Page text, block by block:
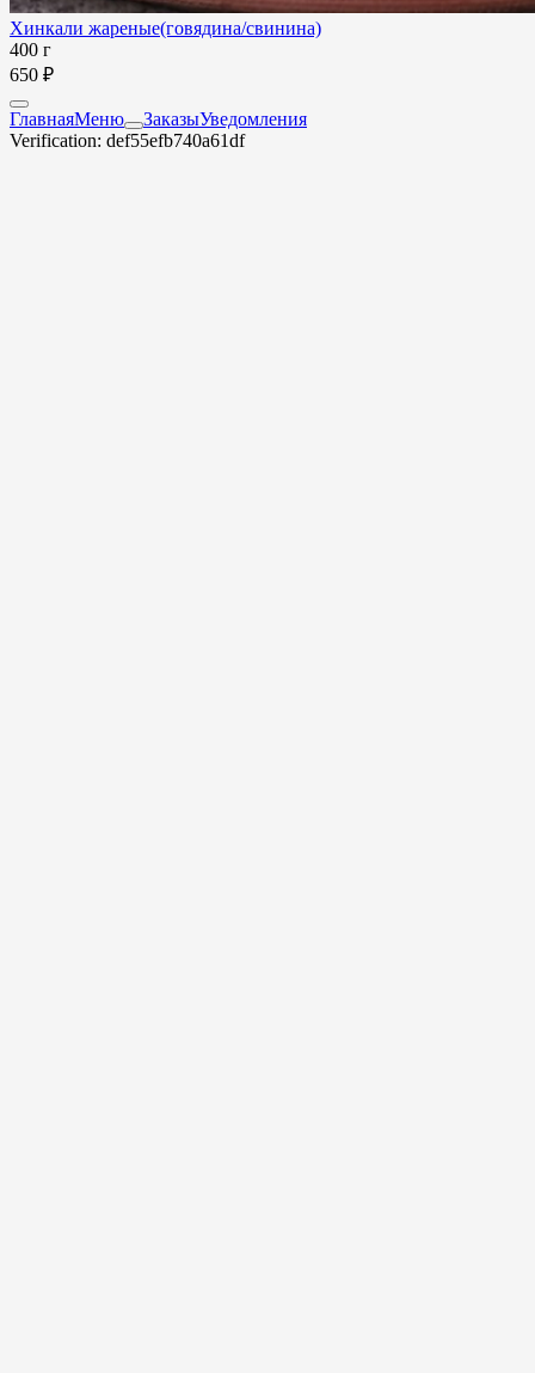
Хинкали жареные(говядина/свинина)
400 г
650 ₽
ГлавнаяМеню ЗаказыУведомления
Verification: def55efb740a61df